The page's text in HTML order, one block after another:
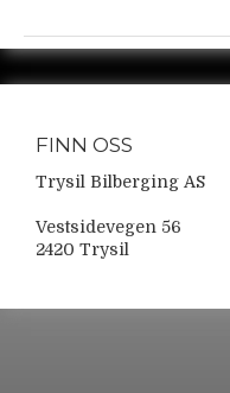
FINN OSS
Trysil Bilberging AS
Vestsidevegen 56
2420 Trysil